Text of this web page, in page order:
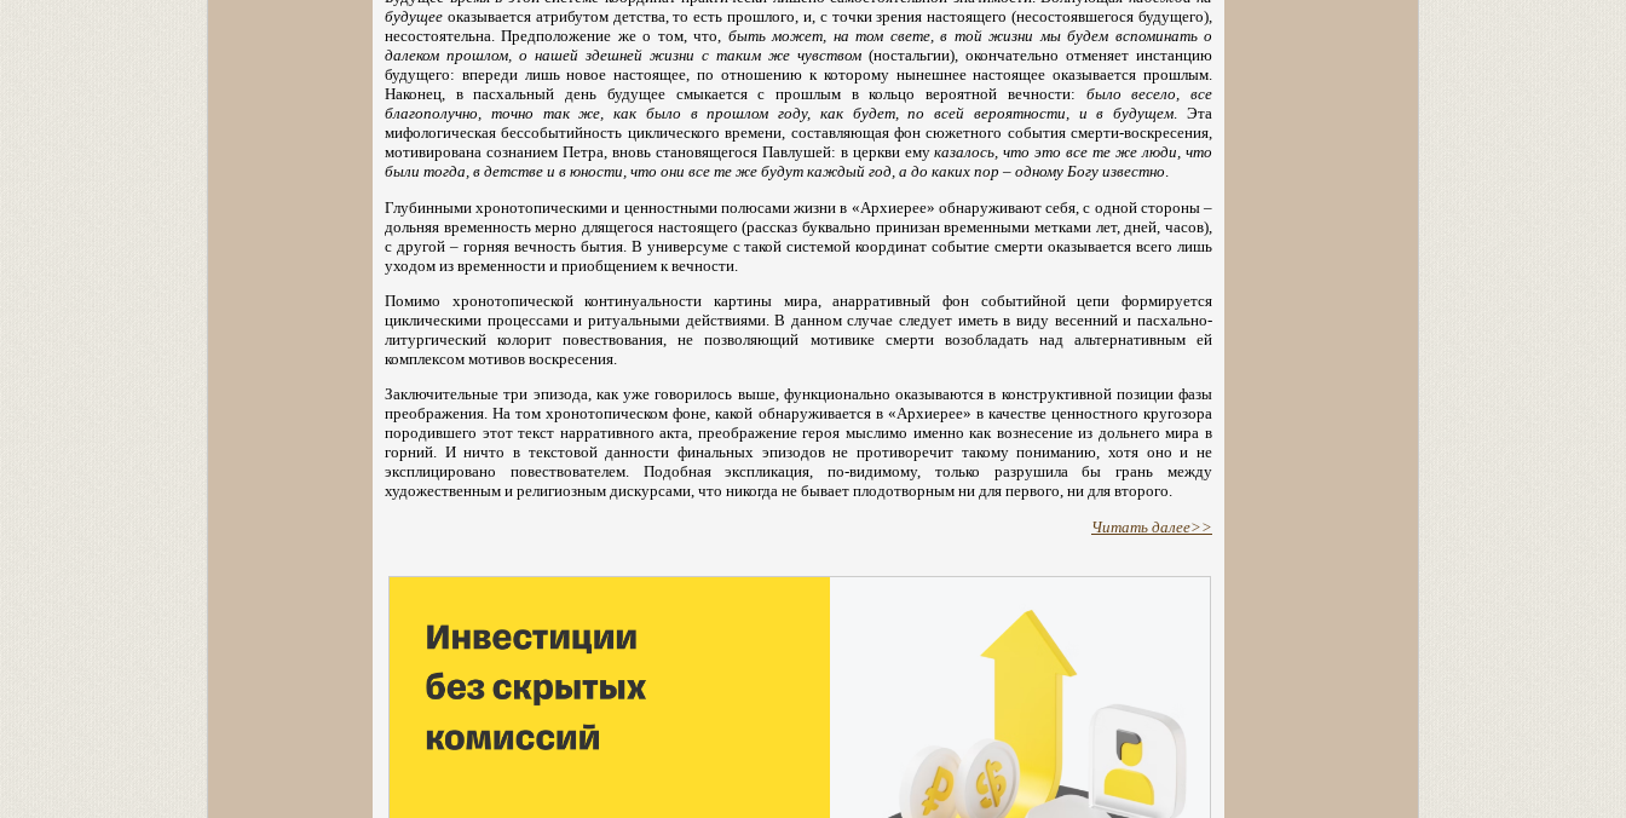
будущее оказывается атрибутом детства, то есть прошлого, и, с точки зрения настоящего (несостоявшегося будущего),
несостоятельна. Предположение же о том, что, быть может, на том свете, в той жизни мы будем вспоминать о
далеком прошлом, о нашей здешней жизни с таким же чувством (ностальгии), окончательно отменяет инстанцию
будущего: впереди лишь новое настоящее, по отношению к которому нынешнее настоящее оказывается прошлым.
Наконец, в пасхальный день будущее смыкается с прошлым в кольцо вероятной вечности: было весело, все
благополучно, точно так же, как было в прошлом году, как будет, по всей вероятности, и в будущем. Эта
мифологическая бессобытийность циклического времени, составляющая фон сюжетного события смерти-воскресения,
мотивирована сознанием Петра, вновь становящегося Павлушей: в церкви емуказалось, что это все те же люди, что
были тогда, в детстве и в юности, что они все те же будут каждый год, а до каких пор – одному Богу известно.
Глубинными хронотопическими и ценностными полюсами жизни в «Архиерее» обнаруживают себя, с одной стороны –
дольняя временность мерно длящегося настоящего (рассказ буквально принизан временными метками лет, дней, часов),
с другой – горняя вечность бытия. В универсуме с такой системой координат событие смерти оказывается всего лишь
уходом из временности и приобщением к вечности.
Помимо хронотопической континуальности картины мира, анарративный фон событийной цепи формируется
циклическими процессами и ритуальными действиями. В данном случае следует иметь в виду весенний и пасхально-
литургический колорит повествования, не позволяющий мотивике смерти возобладать над альтернативным ей
комплексом мотивов воскресения.
Заключительные три эпизода, как уже говорилось выше, функционально оказываются в конструктивной позиции фазы
преображения. На том хронотопическом фоне, какой обнаруживается в «Архиерее» в качестве ценностного кругозора
породившего этот текст нарративного акта, преображение героя мыслимо именно как вознесение из дольнего мира в
горний. И ничто в текстовой данности финальных эпизодов не противоречит такому пониманию, хотя оно и не
эксплицировано повествователем. Подобная экспликация, по-видимому, только разрушила бы грань между
художественным и религиозным дискурсами, что никогда не бывает плодотворным ни для первого, ни для второго.
Читать далее>>